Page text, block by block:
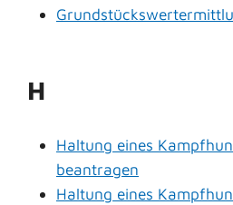
H
Haltung eines
beantragen
Haltung eines